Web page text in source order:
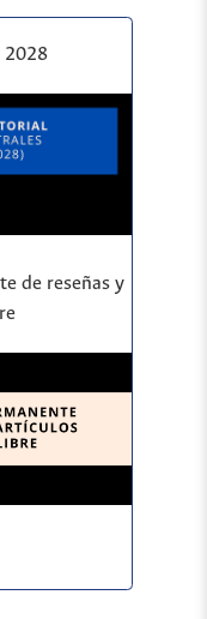
2028
de reseñas y